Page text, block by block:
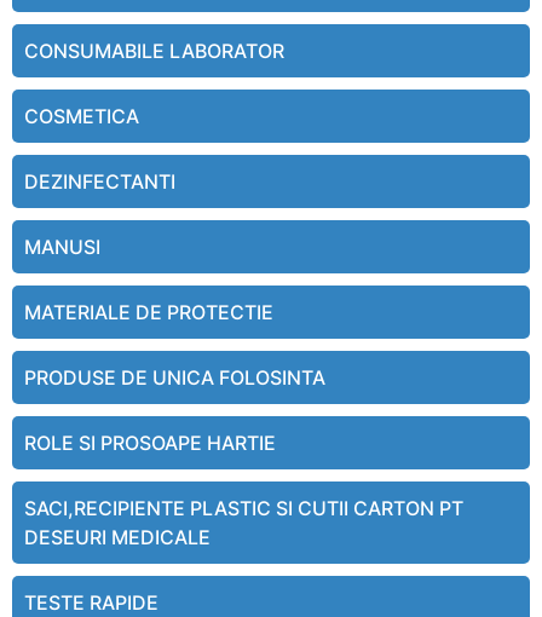
CONSUMABILE LABORATOR
COSMETICA
DEZINFECTANTI
MANUSI
MATERIALE DE PROTECTIE
PRODUSE DE UNICA FOLOSINTA
ROLE SI PROSOAPE HARTIE
SACI,RECIPIENTE PLASTIC SI CUTII CARTON PT
DESEURI MEDICALE
TESTE RAPIDE